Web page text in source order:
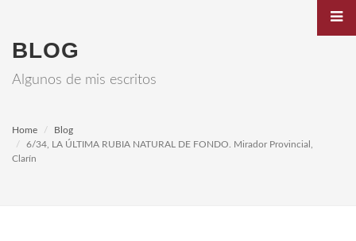
BLOG
Algunos de mis escritos
Home
Blog
6/34, LA ÚLTIMA RUBIA NATURAL DE FONDO. Mirador Provincial,
Clarín